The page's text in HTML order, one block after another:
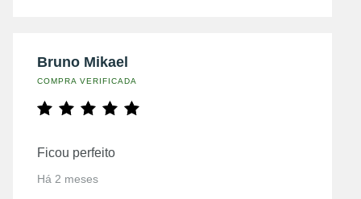
Bruno Mikael
COMPRA VERIFICADA
Ficou perfeito
Há 2 meses